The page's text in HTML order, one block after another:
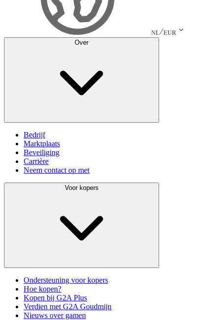
NL EUR
Over
Bedrijf
Marktplaats
Beveiliging
Carrière
Neem contact op met
Voor kopers
Ondersteuning voor kopers
Hoe kopen?
Kopen bij G2A Plus
Verdien met G2A Goudmijn
Nieuws over gamen